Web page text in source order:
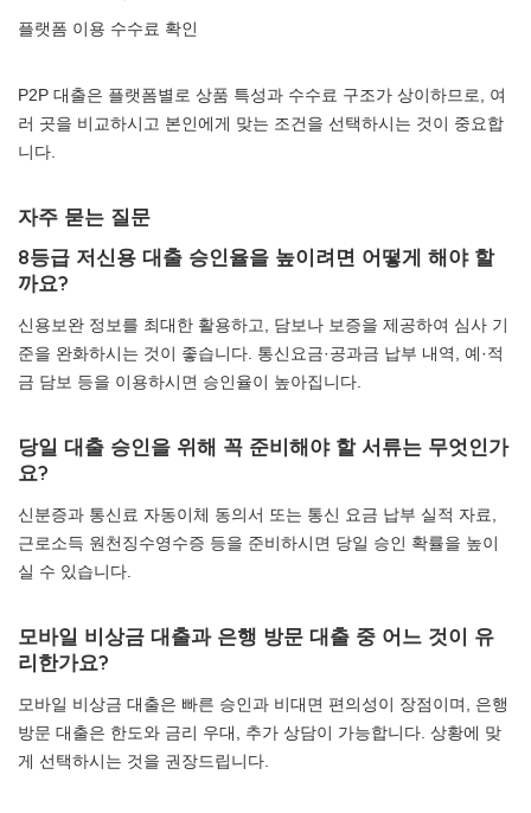
플랫폼 이용 수수료 확인
P2P 대출은 플랫폼별로 상품 특성과 수수료 구조가 상이하므로, 여
러 곳을 비교하시고 본인에게 맞는 조건을 선택하시는 것이 중요합
니다.
자주 묻는 질문
8등급 저신용 대출 승인율을 높이려면 어떻게 해야 할
까요?
신용보완 정보를 최대한 활용하고, 담보나 보증을 제공하여 심사 기
준을 완화하시는 것이 좋습니다. 통신요금·공과금 납부 내역, 예·적
금 담보 등을 이용하시면 승인율이 높아집니다.
당일 대출 승인을 위해 꼭 준비해야 할 서류는 무엇인가
요?
신분증과 통신료 자동이체 동의서 또는 통신 요금 납부 실적 자료,
근로소득 원천징수영수증 등을 준비하시면 당일 승인 확률을 높이
실 수 있습니다.
모바일 비상금 대출과 은행 방문 대출 중 어느 것이 유
리한가요?
모바일 비상금 대출은 빠른 승인과 비대면 편의성이 장점이며, 은행
방문 대출은 한도와 금리 우대, 추가 상담이 가능합니다. 상황에 맞
게 선택하시는 것을 권장드립니다.